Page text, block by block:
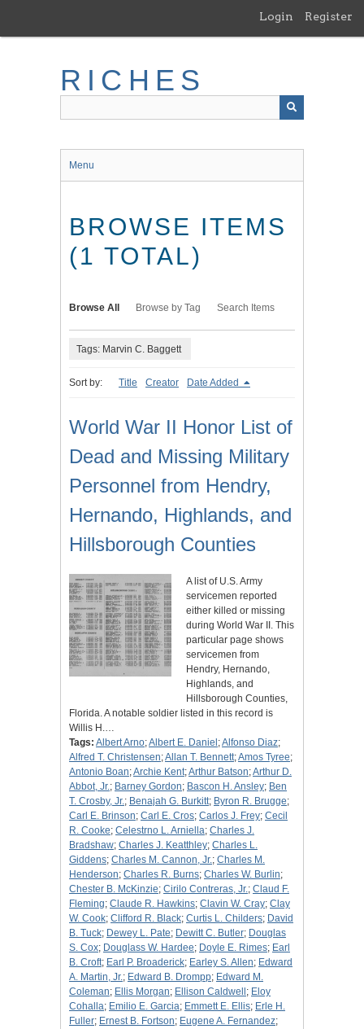
main
Login Register
RICHES
Menu
BROWSE ITEMS
(1 TOTAL)
Browse All Browse by Tag Search Items
Tags: Marvin C. Baggett
Sort by: Title Creator Date Added
World War II Honor List of
Dead and Missing Military
Personnel from Hendry,
Hernando, Highlands, and
Hillsborough Counties
A list of U.S. Army
servicemen reported
either killed or missing
during World War II. This
particular page shows
servicemen from
Hendry, Hernando,
Highlands, and
Hillsborough Counties,
Florida. A notable soldier listed in this record is
Willis H.…
Tags: Albert Arno;Albert E. Daniel ;Alfonso Diaz;
Alfred T. Christensen;Allan T. Bennett;Amos Tyree;
Antonio Boan;Archie Kent;Arthur Batson;Arthur D.
Abbot, Jr.; Barney Gordon; Bascon H. Ansley; Ben
T. Crosby, Jr.; Benajah G. Burkitt; Byron R. Brugge;
Carl E. Brinson; Carl E. Cros; Carlos J. Frey; Cecil
R. Cooke; Celestrno L. Arniella; Charles J.
Bradshaw; Charles J. Keatthley; Charles L.
Giddens; Charles M. Cannon, Jr.; Charles M.
Henderson; Charles R. Burns; Charles W. Burlin;
Chester B. McKinzie; Cirilo Contreras, Jr.; Claud F.
Fleming; Claude R. Hawkins; Clavin W. Cray; Clay
W. Cook; Clifford R. Black; Curtis L. Childers; David
B. Tuck; Dewey L. Pate; Dewitt C. Butler; Douglas
S. Cox; Douglass W. Hardee; Doyle E. Rimes; Earl
B. Croft; Earl P. Broaderick; Earley S. Allen; Edward
A. Martin, Jr.; Edward B. Drompp; Edward M.
Coleman; Ellis Morgan; Ellison Caldwell ; Eloy
Cohalla; Emilio E. Garcia; Emmett E. Ellis; Erle H.
Fuller; Ernest B. Fortson; Eugene A. Fernandez;